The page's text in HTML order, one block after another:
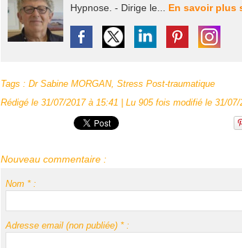
Hypnose. - Dirige le... En savoir plus
Tags : Dr Sabine MORGAN, Stress Post-traumatique
Rédigé le 31/07/2017 à 15:41 | Lu 905 fois modifié le 31/07/
Nouveau commentaire :
Nom * :
Adresse email (non publiée) * :